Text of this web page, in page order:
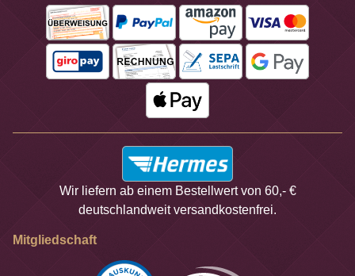
Wir liefern ab einem Bestellwert von 60,- €
deutschlandweit versandkostenfrei.
Mitgliedschaft